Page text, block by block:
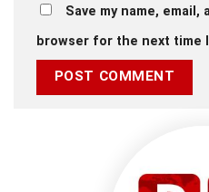
Save my name,
browser for the next time